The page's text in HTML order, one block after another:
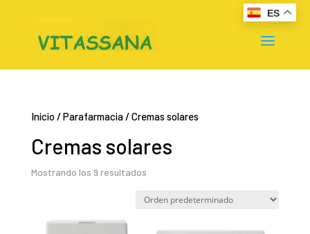
Inicio/Parafarmacia/ Cremas solares
Cremas solares
Mostrando los 9 resultados
ES